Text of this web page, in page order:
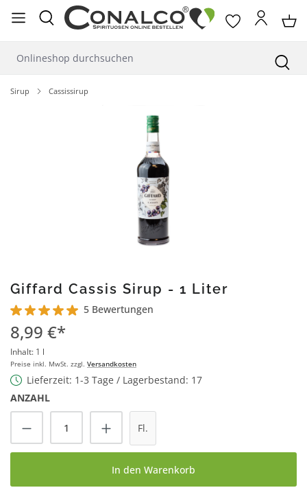
springen
Sirup Cassissirup
Giffard Cassis Sirup - 1 Liter
Durchschnittliche Bewertung von 5 von 5 Sternen
5 Bewertungen
8,99 €*
Inhalt: 1 l
Preise inkl. MwSt. zzgl. Versandkosten
Lieferzeit: 1-3 Tage / Lagerbestand: 17
ANZAHL
Produkt Anzahl: Gib den gewünschten
Fl.
In den Warenkorb